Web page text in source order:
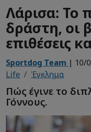
Λάρισα: Το
δράστη, οι
επιθέσεις
Sportdog Team | 10/
Life
Έγκλημα
Πώς έγινε το
Γόννους.